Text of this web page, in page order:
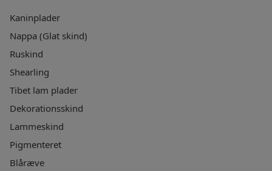
Kaninplader
Nappa (Glat skind)
Ruskind
Shearling
Tibet lam plader
Dekorationsskind
Lammeskind
Pigmenteret
Blåræve